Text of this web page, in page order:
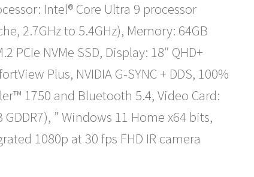
Intel® Core Ultra 9 processor
2.7GHz to 5.4GHz), Memory: 64GB
PCIe NVMe SSD, Display: 18″ QHD+
Plus, NVIDIA G-SYNC + DDS, 100%
1750 and Bluetooth 5.4, Video Card:
GDDR7), ” Windows 11 Home x64 bits,
1080p at 30 fps FHD IR camera